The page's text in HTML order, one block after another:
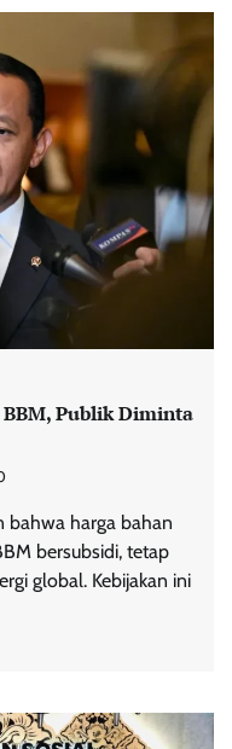
Publik Diminta
bahwa harga bahan
bersubsidi, tetap
global. Kebijakan ini